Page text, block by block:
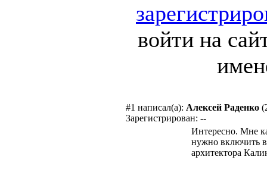
войти на
#1 написал(а): Алексей Раденко
Зарегистрирован: --
Интересно. Мне
нужно включить
архитектора